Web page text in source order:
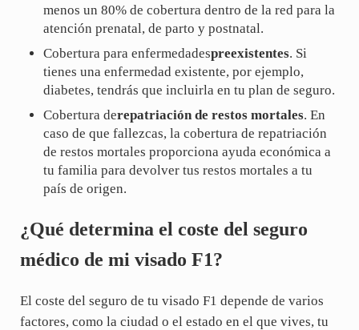
menos un 80% de cobertura dentro de la red para la
atención prenatal, de parto y postnatal.
Cobertura para enfermedadespreexistentes. Si
tienes una enfermedad existente, por ejemplo,
diabetes, tendrás que incluirla en tu plan de seguro.
Cobertura derepatriación de restos mortales. En
caso de que fallezcas, la cobertura de repatriación
de restos mortales proporciona ayuda económica a
tu familia para devolver tus restos mortales a tu
país de origen.
¿Qué determina el coste del seguro
médico de mi visado F1?
El coste del seguro de tu visado F1 depende de varios
factores, como la ciudad o el estado en el que vives, tu